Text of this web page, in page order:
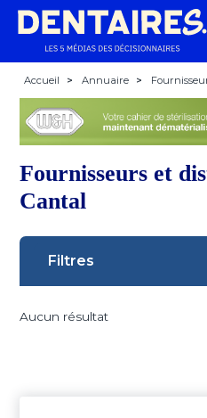
Accueil > Annuaire >
Fournisseurs et
Cantal
Filtres
Aucun résultat